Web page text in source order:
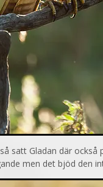
satt Gladan där också
men det bjöd den